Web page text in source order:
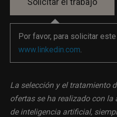
Por favor, para solicitar
www.linkedin.com.
La selección y el tratamiento
ofertas se ha realizado con la
de inteligencia artificial,